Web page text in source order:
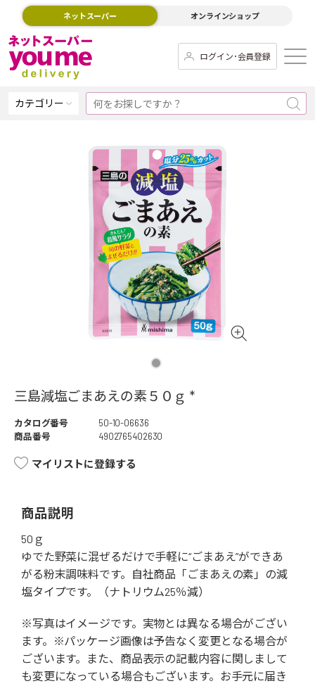
ネットスーパー オンラインショップ
ログイン･会員登録
カテゴリー
三島減塩ごまあえの素５０ｇ *
カタログ番号
50-10-06636
商品番号
4902765402630
マイリストに登録する
商品説明
50ｇ
ゆでた野菜に混ぜるだけで手軽に“ごまあえ”ができあ
がる粉末調味料です。自社商品「ごまあえの素」の減
塩タイプです。（ナトリウム25％減）
※写真はイメージです。実物とは異なる場合がござい
ます。※パッケージ画像は予告なく変更となる場合が
ございます。また、商品表示の記載内容に関しまして
も変更になっている場合もございます。お手元に届き